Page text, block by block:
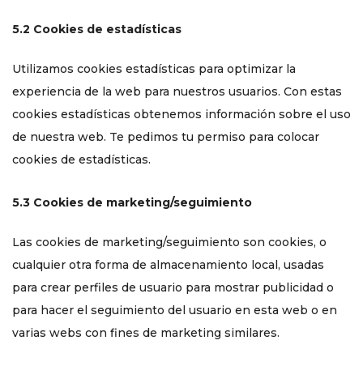
5.2 Cookies de estadísticas
Utilizamos cookies estadísticas para optimizar la
experiencia de la web para nuestros usuarios. Con estas
cookies estadísticas obtenemos información sobre el uso
de nuestra web. Te pedimos tu permiso para colocar
cookies de estadísticas.
5.3 Cookies de marketing/seguimiento
Las cookies de marketing/seguimiento son cookies, o
cualquier otra forma de almacenamiento local, usadas
para crear perfiles de usuario para mostrar publicidad o
para hacer el seguimiento del usuario en esta web o en
varias webs con fines de marketing similares.